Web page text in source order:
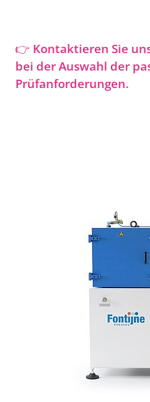
👉 Kontaktieren Sie
bei der Auswahl der
Prüfanforderungen.